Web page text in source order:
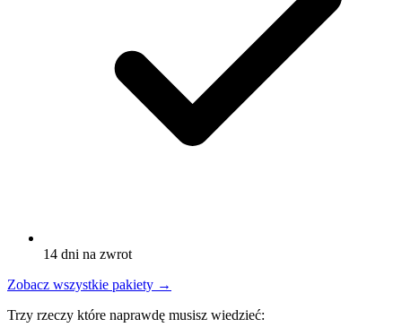
14 dni na zwrot
Zobacz wszystkie pakiety →
Trzy rzeczy które naprawdę musisz wiedzieć: